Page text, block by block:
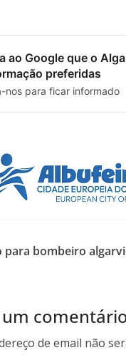
ao Google que o
preferidas
nos para ficar informado
para bombeiro
um
de email não